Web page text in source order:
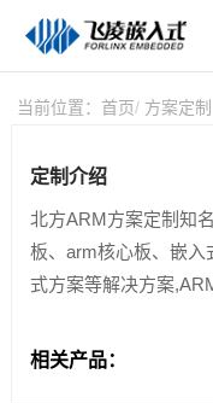
产品中心
技术与支持
在线文档
关于飞凌
当前位置： 首页 方案定制
定制介绍
北方ARM方案定制知
板、arm核心板、嵌入
式方案等解决方案
相关产品：